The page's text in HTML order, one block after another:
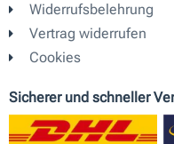
Widerrufsbelehrung
Vertrag widerrufen
Cookies
Sicherer und schneller